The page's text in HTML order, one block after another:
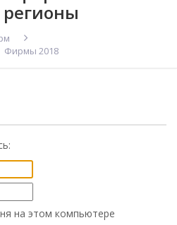
регионы
Фирмы 2018
на этом компьютере